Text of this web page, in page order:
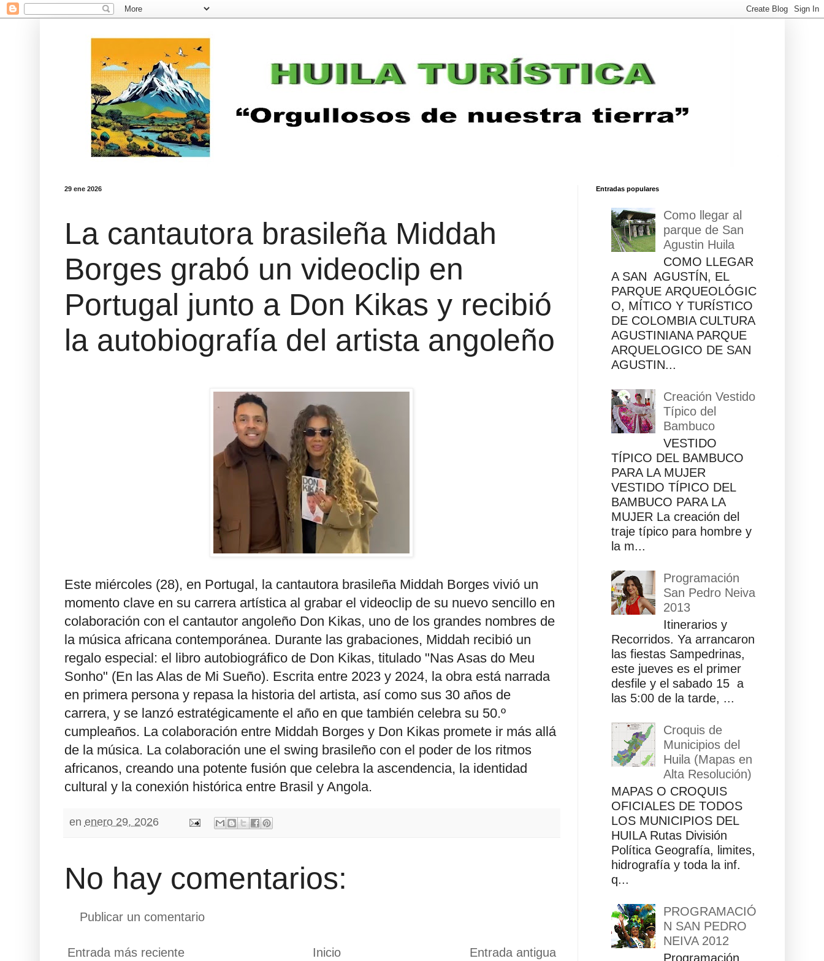
29 ene 2026
La cantautora brasileña Middah
Borges grabó un videoclip en
Portugal junto a Don Kikas y recibió
la autobiografía del artista angoleño
Este miércoles (28), en Portugal, la cantautora brasileña Middah Borges vivió un
momento clave en su carrera artística al grabar el videoclip de su nuevo sencillo en
colaboración con el cantautor angoleño Don Kikas, uno de los grandes nombres de
la música africana contemporánea. Durante las grabaciones, Middah recibió un
regalo especial: el libro autobiográfico de Don Kikas, titulado "Nas Asas do Meu
Sonho" (En las Alas de Mi Sueño). Escrita entre 2023 y 2024, la obra está narrada
en primera persona y repasa la historia del artista, así como sus 30 años de
carrera, y se lanzó estratégicamente el año en que también celebra su 50.º
cumpleaños. La colaboración entre Middah Borges y Don Kikas promete ir más allá
de la música. La colaboración une el swing brasileño con el poder de los ritmos
africanos, creando una potente fusión que celebra la ascendencia, la identidad
cultural y la conexión histórica entre Brasil y Angola.
en enero 29, 2026
No hay comentarios:
Publicar un comentario
Entrada más reciente Entrada antigua
Inicio
Entradas populares
Como llegar al
parque de San
Agustin Huila
COMO LLEGAR
A SAN AGUSTÍN, EL
PARQUE ARQUEOLÓGIC
O, MÍTICO Y TURÍSTICO
DE COLOMBIA CULTURA
AGUSTINIANA PARQUE
ARQUELOGICO DE SAN
AGUSTIN...
Creación Vestido
Típico del
Bambuco
VESTIDO
TÍPICO DEL BAMBUCO
PARA LA MUJER
VESTIDO TÍPICO DEL
BAMBUCO PARA LA
MUJER La creación del
traje típico para hombre y
la m...
Programación
San Pedro Neiva
2013
Itinerarios y
Recorridos. Ya arrancaron
las fiestas Sampedrinas,
este jueves es el primer
desfile y el sabado 15 a
las 5:00 de la tarde, ...
Croquis de
Municipios del
Huila (Mapas en
Alta Resolución)
MAPAS O CROQUIS
OFICIALES DE TODOS
LOS MUNICIPIOS DEL
HUILA Rutas División
Política Geografía, limites,
hidrografía y toda la inf.
q...
PROGRAMACIÓ
N SAN PEDRO
NEIVA 2012
Programación